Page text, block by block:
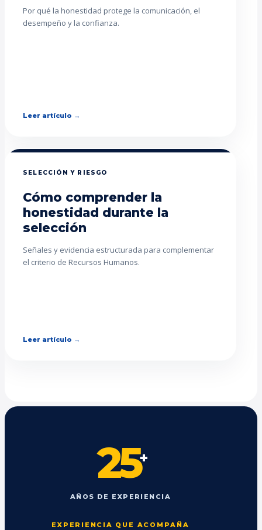
Por qué la honestidad protege la comunicación, el
desempeño y la confianza.
Leer artículo →
SELECCIÓN Y RIESGO
Cómo comprender la
honestidad durante la
selección
Señales y evidencia estructurada para complementar
el criterio de Recursos Humanos.
Leer artículo →
25+
AÑOS DE EXPERIENCIA
EXPERIENCIA QUE ACOMPAÑA